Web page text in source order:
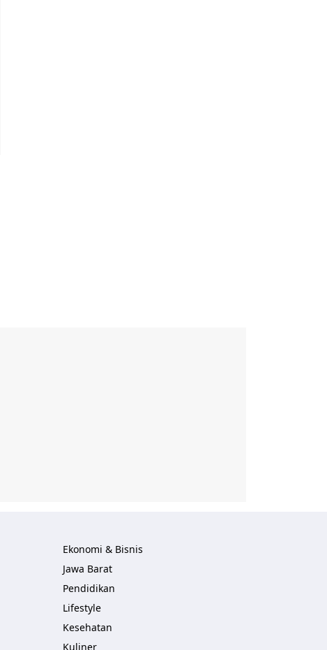
Ekonomi & Bisnis
Jawa Barat
Pendidikan
Lifestyle
Kesehatan
Kuliner